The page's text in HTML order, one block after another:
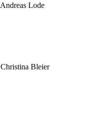
Andreas Lode
Christina Bleier